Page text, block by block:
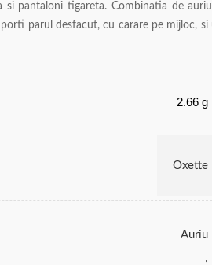
pantaloni tigareta. Combinatia de
parul desfacut, cu carare pe mijloc, si
2.66 g
Oxette
Auriu
,